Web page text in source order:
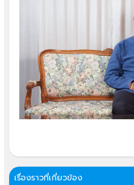
เรื่องราวที่เกี่ยวข้อง